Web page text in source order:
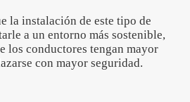
la instalación de este tipo de
a un entorno más sostenible,
los conductores tengan mayor
con mayor seguridad.